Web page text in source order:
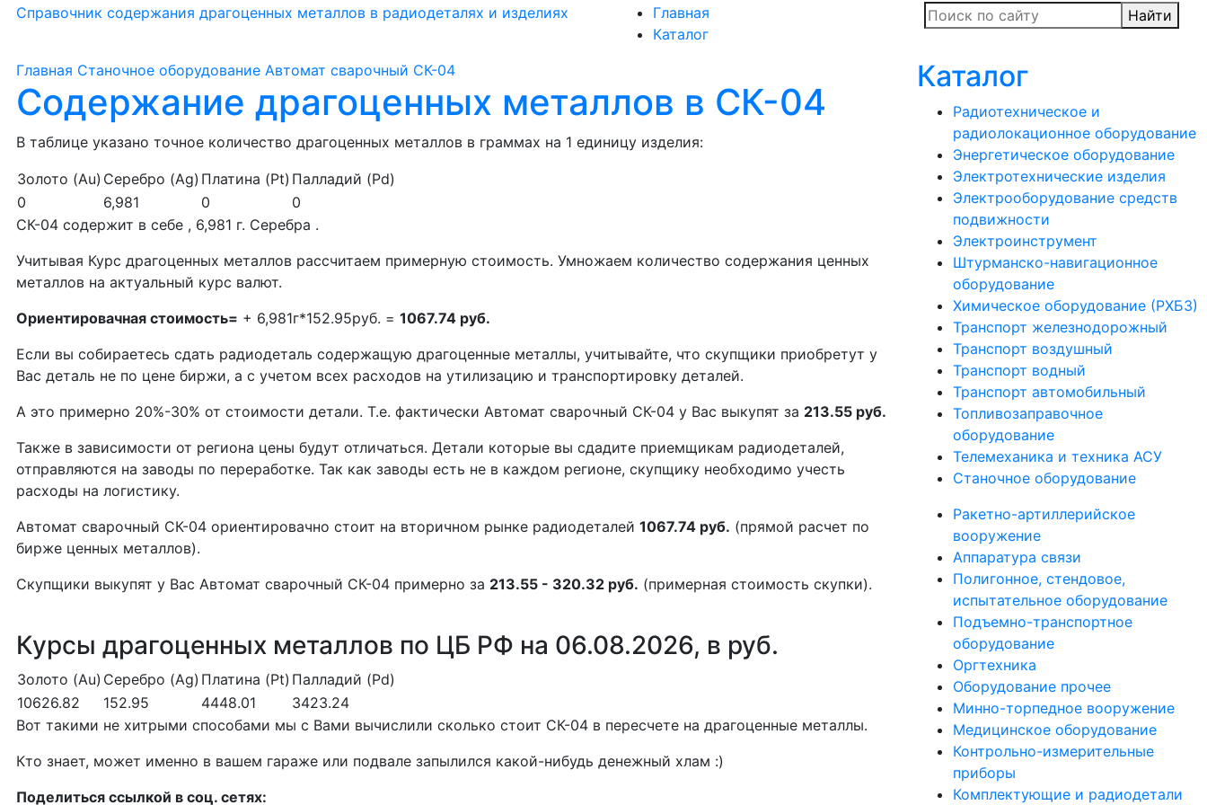
Справочник содержания драгоценных металлов в радиодеталях и изделиях
Главная
Каталог
Найти
Главная Станочное оборудование Автомат сварочный СК-04
Содержание драгоценных металлов в СК-04
В таблице указано точное количество драгоценных металлов в граммах на 1 единицу изделия:
Золото (Au) Серебро (Ag) Платина (Pt) Палладий (Pd)
0
6,981 0
0
СК-04 содержит в себе , 6,981 г. Серебра .
Учитывая Курс драгоценных металлов рассчитаем примерную стоимость. Умножаем количество содержания ценных
металлов на актуальный курс валют.
Ориентировачная стоимость= + 6,981г*152.95руб. =1067.74 руб.
Если вы собираетесь сдать радиодеталь содержащую драгоценные металлы, учитывайте, что скупщики приобретут у
Вас деталь не по цене биржи, а с учетом всех расходов на утилизацию и транспортировку деталей.
А это примерно 20%-30% от стоимости детали. Т.е. фактически Автомат сварочный СК-04 у Вас выкупят за 213.55 руб.
Также в зависимости от региона цены будут отличаться. Детали которые вы сдадите приемщикам радиодеталей,
отправляются на заводы по переработке. Так как заводы есть не в каждом регионе, скупщику необходимо учесть
расходы на логистику.
Автомат сварочный СК-04 ориентировачно стоит на вторичном рынке радиодеталей1067.74 руб. (прямой расчет по
бирже ценных металлов).
Скупщики выкупят у Вас Автомат сварочный СК-04 примерно за 213.55 - 320.32 руб. (примерная стоимость скупки).
Курсы драгоценных металлов по ЦБ РФ на 06.08.2026, в руб.
Золото (Au) Серебро (Ag) Платина (Pt) Палладий (Pd)
10626.82
152.95 4448.01
3423.24
Вот такими не хитрыми способами мы с Вами вычислили сколько стоит СК-04 в пересчете на драгоценные металлы.
Кто знает, может именно в вашем гараже или подвале запылился какой-нибудь денежный хлам :)
Поделиться ссылкой в соц. сетях:
Каталог
Радиотехническое и
радиолокационное оборудование
Энергетическое оборудование
Электротехнические изделия
Электрооборудование средств
подвижности
Электроинструмент
Штурманско-навигационное
оборудование
Химическое оборудование (РХБЗ)
Транспорт железнодорожный
Транспорт воздушный
Транспорт водный
Транспорт автомобильный
Топливозаправочное
оборудование
Телемеханика и техника АСУ
Станочное оборудование
Ракетно-артиллерийское
вооружение
Аппаратура связи
Полигонное, стендовое,
испытательное оборудование
Подъемно-транспортное
оборудование
Оргтехника
Оборудование прочее
Минно-торпедное вооружение
Медицинское оборудование
Контрольно-измерительные
приборы
Комплектующие и радиодетали